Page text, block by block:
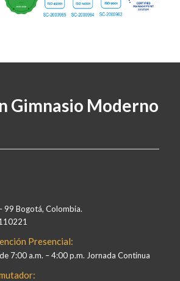
Gimnasio Moderno
99 Bogotá, Colombia.
Presencial:
7:00 a.m. – 4:00 p.m. Jornada Continua